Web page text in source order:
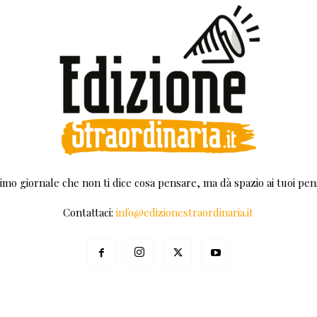
giornale che non ti dice cosa pensare, ma dà spazio ai tuoi
Contattaci:info@edizionestraordinaria.it